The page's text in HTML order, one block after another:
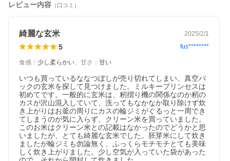
レビュー内容 （口コミ）
綺麗な玄米 2025/2/1
5 fus********
食感 ： 少し柔らかい、 甘さ ： 甘い
いつも買っているななつぼしが売り切れてしまい、真空パ
ックの玄米を探して見つけました。ミルキープリンセスは
初めてです。一般的に玄米は、籾摺り機の関係なのか籾の
カスが沢山混入していて、洗ってもなかなか取り除けず炊
き上がりはお釜の周りにカスの輪ジミがぐるっと一周でき
てしまうのが気に入らず、クリーン米を買っていました。
このお米はクリーン米との記載はなかったのでどうかと思
いましたが、とても綺麗な玄米でした。胚芽米にして炊き
ましたが輪ジミも勿論無く、ふっくらモチモチとても美味
しく炊き上がりました。少し空気が入っていた袋があった